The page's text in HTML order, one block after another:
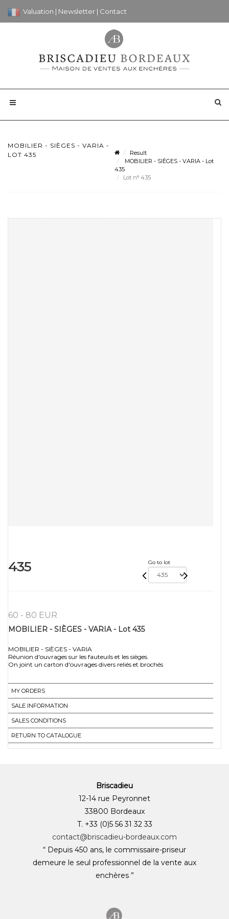
Valuation | Newsletter | Contact
MOBILIER - SIÈGES - VARIA -
LOT 435
Result
MOBILIER - SIÈGES - VARIA - Lot
435
Lot n° 435
435 Go to lot
60 - 80 EUR
MOBILIER - SIÈGES - VARIA - Lot 435
MOBILIER - SIÈGES - VARIA
Réunion d'ouvrages sur les fauteuils et les sièges.
On joint un carton d'ouvrages divers reliés et brochés
MY ORDERS
SALE INFORMATION
SALES CONDITIONS
RETURN TO CATALOGUE
Briscadieu
12-14 rue Peyronnet
33800 Bordeaux
T. +33 (0)5 56 31 32 33
contact@briscadieu-bordeaux.com
“ Depuis 450 ans, le commissaire-priseur
demeure le seul professionnel de la vente aux
enchères ”